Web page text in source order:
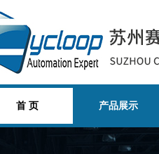
首 页 产品展示